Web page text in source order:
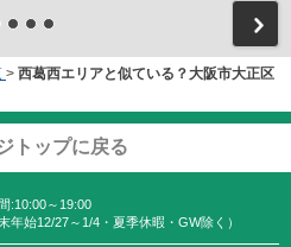
> 西葛西エリアと似ている？大阪市大正区
トップに戻る
:10:00～19:00
年始12/27～1/4・夏季休暇・GW除く）